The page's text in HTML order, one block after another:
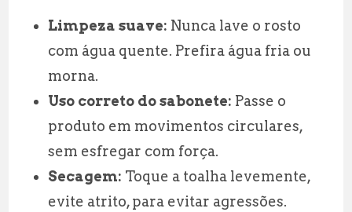
Limpeza suave: Nunca lave o rosto
com água quente. Prefira água fria ou
morna.
Uso correto do sabonete: Passe o
produto em movimentos circulares,
sem esfregar com força.
Secagem: Toque a toalha levemente,
evite atrito, para evitar agressões.